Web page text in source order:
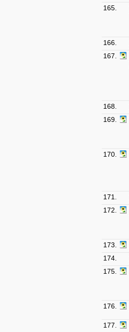
165.
166.
167.
168.
169.
170.
171.
172.
173.
174.
175.
176.
177.